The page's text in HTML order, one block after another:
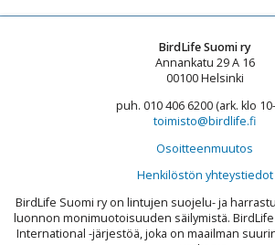
BirdLife Suomi ry
Annankatu 29 A 16
00100 Helsinki
puh. 010 406 6200 (ark. klo
toimisto@birdlife.fi
Osoitteenmuutos
Henkilöstön yhteystiedot
BirdLife Suomi ry on lintujen suojelu- ja
luonnon monimuotoisuuden säilymistä.
International -järjestöä, joka on maailman